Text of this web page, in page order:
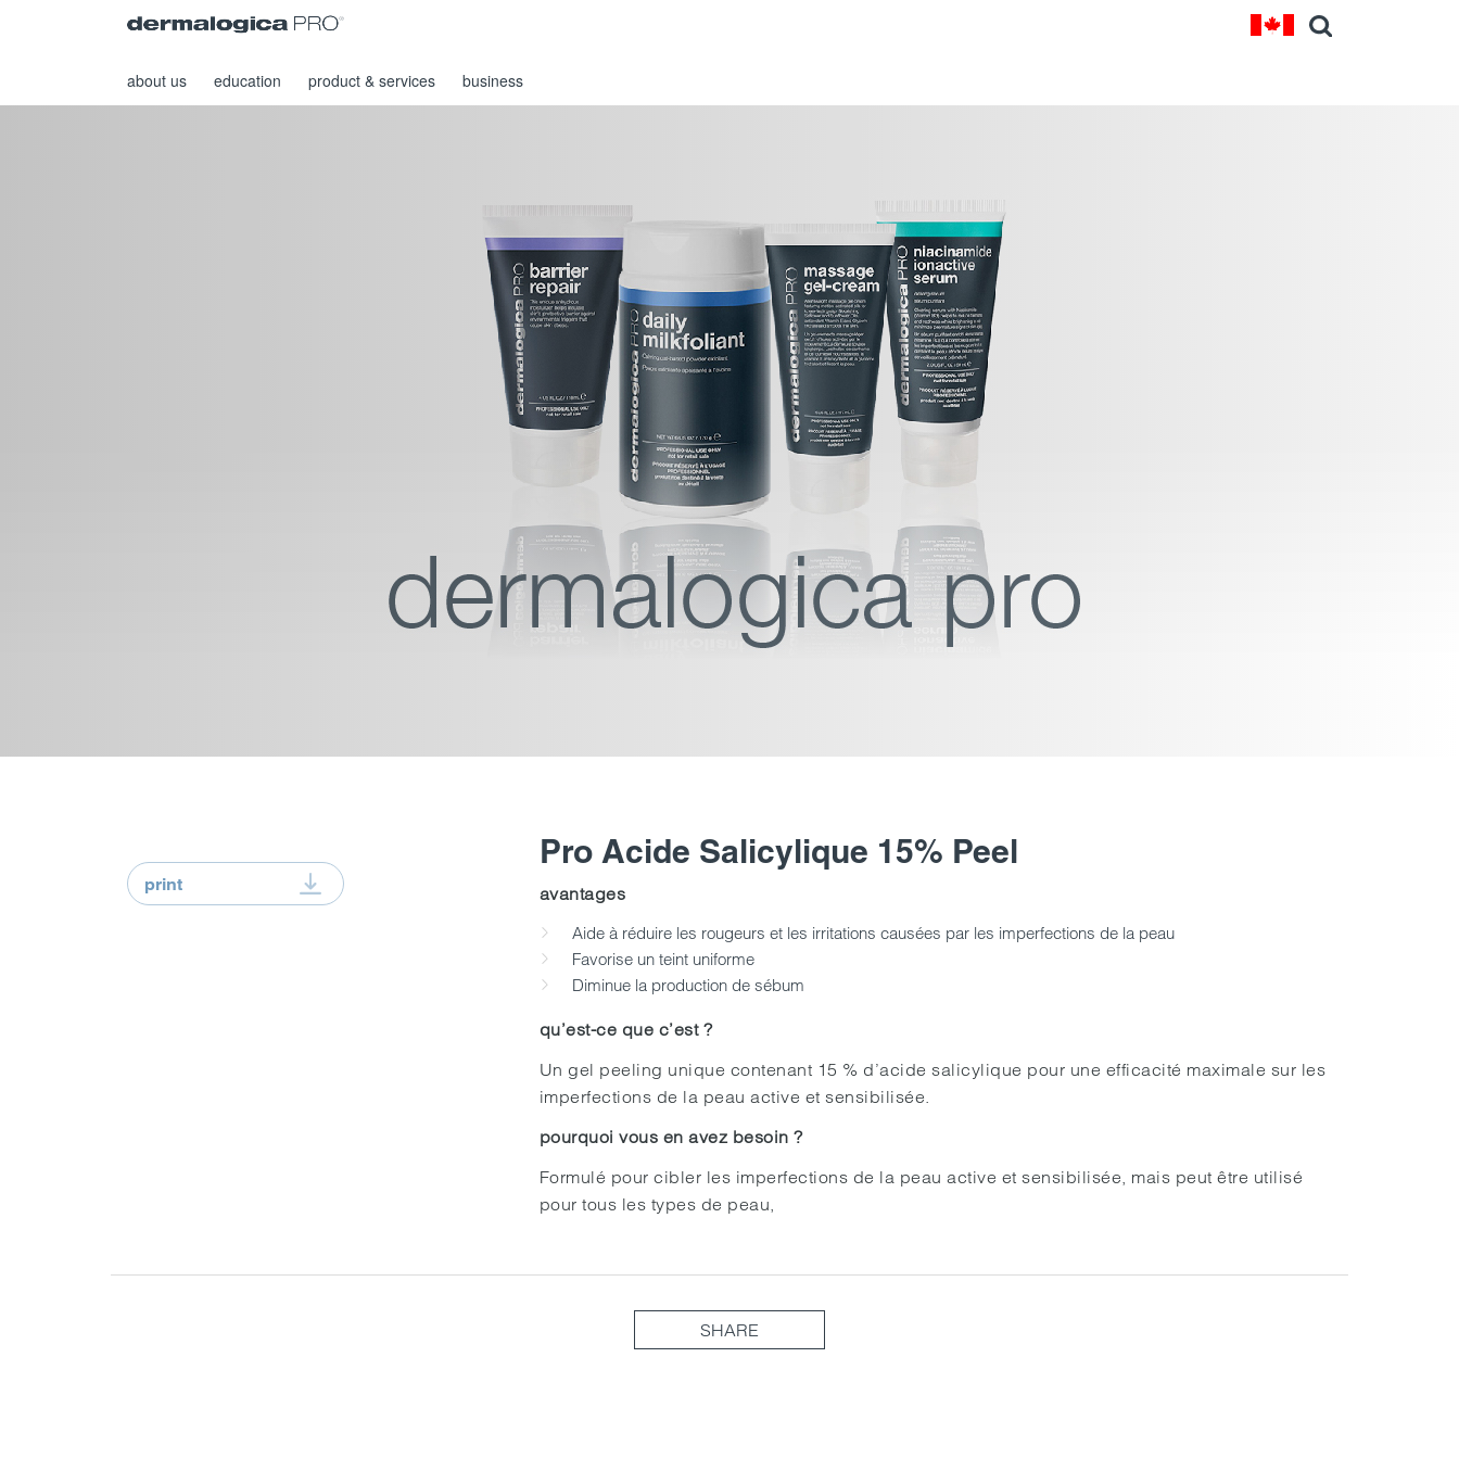
about us education product & services business
print
Pro Acide Salicylique 15% Peel
avantages
Aide à réduire les rougeurs et les irritations causées par les imperfections de la peau
Favorise un teint uniforme
Diminue la production de sébum
qu’est-ce que c’est ?
Un gel peeling unique contenant 15 % d’acide salicylique pour une efficacité maximale sur les
imperfections de la peau active et sensibilisée.
pourquoi vous en avez besoin ?
Formulé pour cibler les imperfections de la peau active et sensibilisée, mais peut être utilisé
pour tous les types de peau,
SHARE